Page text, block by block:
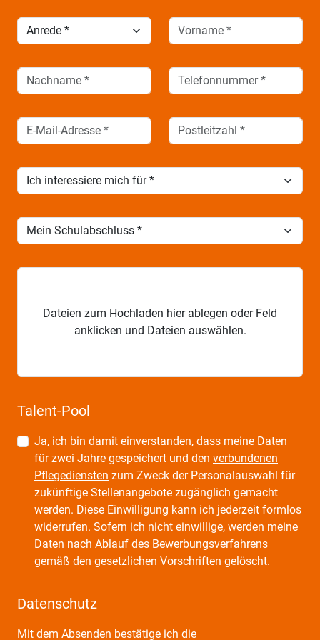
Dateien zum Hochladen hier ablegen oder Feld
anklicken und Dateien auswählen.
Talent-Pool
Ja, ich bin damit einverstanden, dass meine Daten
für zwei Jahre gespeichert und den verbundenen
Pflegediensten zum Zweck der Personalauswahl für
zukünftige Stellenangebote zugänglich gemacht
werden. Diese Einwilligung kann ich jederzeit formlos
widerrufen. Sofern ich nicht einwillige, werden meine
Daten nach Ablauf des Bewerbungsverfahrens
gemäß den gesetzlichen Vorschriften gelöscht.
Datenschutz
Mit dem Absenden bestätige ich die